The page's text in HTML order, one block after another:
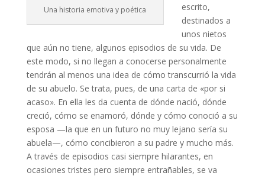
Una historia emotiva y poética
escrito,
destinados a
unos nietos
que aún no tiene, algunos episodios de su vida. De
este modo, si no llegan a conocerse personalmente
tendrán al menos una idea de cómo transcurrió la vida
de su abuelo. Se trata, pues, de una carta de «por si
acaso». En ella les da cuenta de dónde nació, dónde
creció, cómo se enamoró, dónde y cómo conoció a su
esposa —la que en un futuro no muy lejano sería su
abuela—, cómo concibieron a su padre y mucho más.
A través de episodios casi siempre hilarantes, en
ocasiones tristes pero siempre entrañables, se va